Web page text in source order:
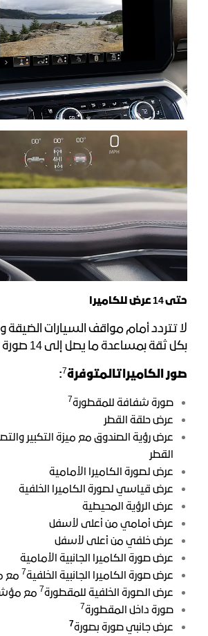
حتى14عرض للكاميرا
لا تتردد أمام مواقف السيارات
بكل ثقة بمساعدة ما يصل إلى 14 صورة كاميرا متوفرة
صور الكاميراتالمتوفرة7
:
صورة شفافة للمقطورة7
عرض حلقة القطر
عرض رؤية الصندوق مع ميزة التكبير
القطر
عرض لصورة الكاميرا الأمامية
عرض قياسي لصورة الكاميرا الخلفية
عرض الرؤية المحيطية
عرض أمامي من أعلى لأسفل
عرض خلفي من أعلى لأسفل
عرض صورة الكاميرا الجانبية الأمامية
عرض صورة الكاميرا الجانبية الخلفية7 مع
عرض الصورة الخلفية للمقطورة7 مع
صورة داخل المقطورة7
عرض جانبي صورة بصورة7